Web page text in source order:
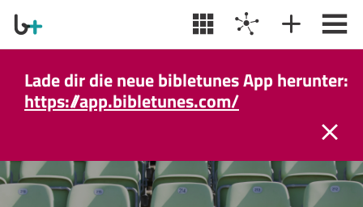
Lade dir die neue bibletunes App herunter:
https://app.bibletunes.com/